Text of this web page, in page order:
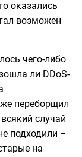
оказались
возможен
чего-либо
ли DDoS-
переборщил
случай
подходили –
на